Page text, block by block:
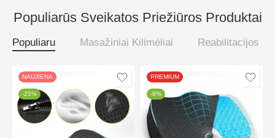
Populiarūs Sveikatos Priežiūros Produktai
Populiaru Masažiniai Kilimėliai Reabilitacijos
NAUJIENA
-25%
PREMIUM
-9%